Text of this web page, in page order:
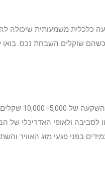
כלכלית משמעותית שיכולה
שוקלים השבחת נכס. בואו
צביעה מחדש של חזית הבית היא
ולאופי האדריכלי של
בפני פגעי מזג האוויר